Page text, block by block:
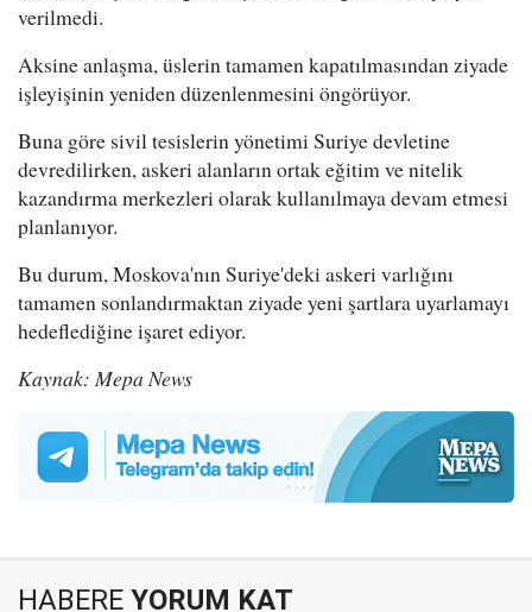
verilmedi.
Aksine anlaşma, üslerin tamamen kapatılmasından ziyade
işleyişinin yeniden düzenlenmesini öngörüyor.
Buna göre sivil tesislerin yönetimi Suriye devletine
devredilirken, askeri alanların ortak eğitim ve nitelik
kazandırma merkezleri olarak kullanılmaya devam etmesi
planlanıyor.
Bu durum, Moskova'nın Suriye'deki askeri varlığını
tamamen sonlandırmaktan ziyade yeni şartlara uyarlamayı
hedeflediğine işaret ediyor.
Kaynak: Mepa News
HABERE YORUM KAT